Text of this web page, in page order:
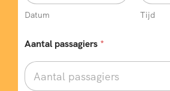
Datum Tijd
Aantal passagiers *